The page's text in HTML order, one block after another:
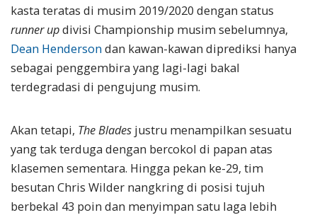
kasta teratas di musim 2019/2020 dengan status
runner updivisi Championship musim sebelumnya,
Dean Hendersondan kawan-kawan diprediksi hanya
sebagai penggembira yang lagi-lagi bakal
terdegradasi di pengujung musim.
Akan tetapi, The Blades justru menampilkan sesuatu
yang tak terduga dengan bercokol di papan atas
klasemen sementara. Hingga pekan ke-29, tim
besutan Chris Wilder nangkring di posisi tujuh
berbekal 43 poin dan menyimpan satu laga lebih